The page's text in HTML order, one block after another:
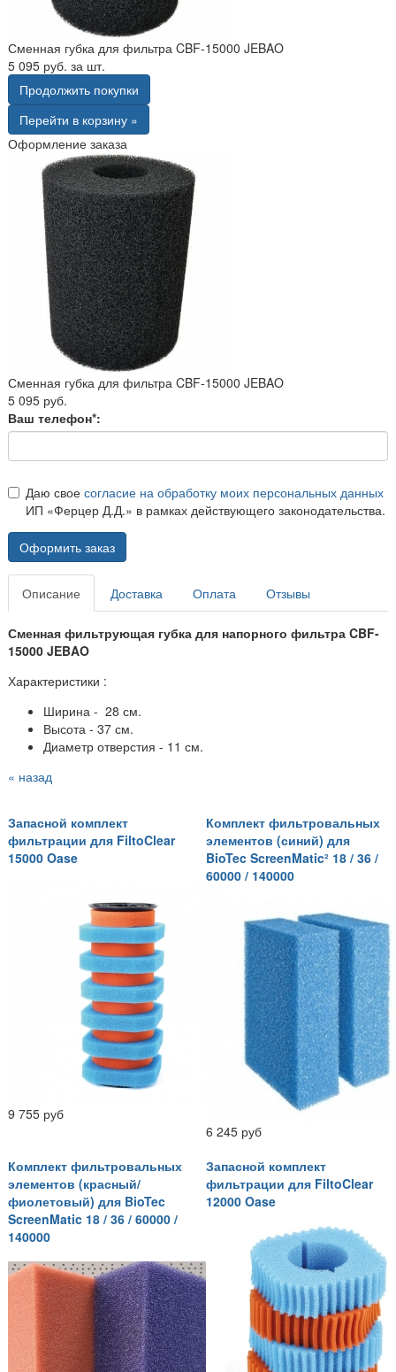
Сменная губка для фильтра CBF-15000 JEBAO
5 095 руб. за шт.
Продолжить покупки
Перейти в корзину »
Оформление заказа
Сменная губка для фильтра CBF-15000 JEBAO
5 095 руб.
Ваш телефон*:
Даю свое согласие на обработку моих персональных данных
ИП «Ферцер Д.Д.» в рамках действующего законодательства.
Оформить заказ
Описание Доставка Оплата Отзывы
Сменная фильтрующая губка для напорного фильтра CBF-
15000 JEBAO
Характеристики :
Ширина - 28 см.
Высота - 37 см.
Диаметр отверстия - 11 см.
« назад
Запасной комплект
фильтрации для FiltoClear
15000 Oase
9 755 руб
Комплект фильтровальных
элементов (синий) для
BioTec ScreenMatic² 18 / 36 /
60000 / 140000
6 245 руб
Комплект фильтровальных
элементов (красный/
фиолетовый) для BioTec
ScreenMatic 18 / 36 / 60000 /
140000
Запасной комплект
фильтрации для FiltoClear
12000 Oase